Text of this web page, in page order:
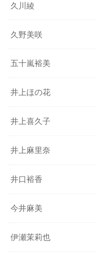
久川綾
久野美咲
五十嵐裕美
井上ほの花
井上喜久子
井上麻里奈
井口裕香
今井麻美
伊瀬茉莉也